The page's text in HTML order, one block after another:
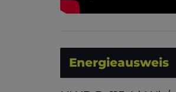
Energieausweis